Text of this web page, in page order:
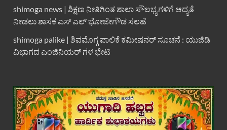
shimoga news | ಶಿಕ್ಷಣ ನೀತಿಗಿಂತ ಶಾಲಾ ಸೌಲಭ್ಯಗಳಿಗೆ ಆದ್ಯತೆ
ನೀಡಲು ಶಾಸಕ ಎಸ್ ಎಲ್ ಭೋಜೇಗೌಡ ಸಲಹೆ
shimoga palike | ಶಿವಮೊಗ್ಗ ಪಾಲಿಕೆ ಕಮೀಷನರ್ ಸೂಚನೆ : ಯುಜಿಡಿ
ವಿಭಾಗದ ಎಂಜಿನಿಯರ್ ಗಳ ಭೇಟಿ